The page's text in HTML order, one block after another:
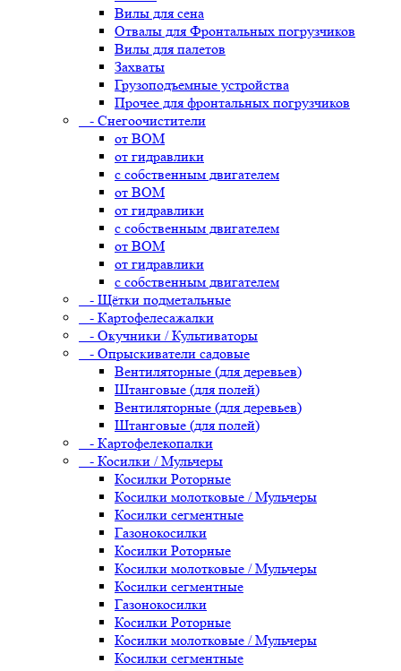
Вилы для сена
Отвалы для Фронтальных погрузчиков
Вилы для палетов
Захваты
Грузоподъемные устройства
Прочее для фронтальных погрузчиков
- Снегоочистители
от ВОМ
от гидравлики
с собственным двигателем
от ВОМ
от гидравлики
с собственным двигателем
от ВОМ
от гидравлики
с собственным двигателем
- Щётки подметальные
- Картофелесажалки
- Окучники / Культиваторы
- Опрыскиватели садовые
Вентиляторные (для деревьев)
Штанговые (для полей)
Вентиляторные (для деревьев)
Штанговые (для полей)
- Картофелекопалки
- Косилки / Мульчеры
Косилки Роторные
Косилки молотковые / Мульчеры
Косилки сегментные
Газонокосилки
Косилки Роторные
Косилки молотковые / Мульчеры
Косилки сегментные
Газонокосилки
Косилки Роторные
Косилки молотковые / Мульчеры
Косилки сегментные